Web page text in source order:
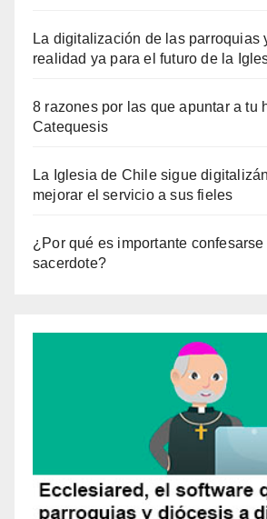
La digitalización de las parroquias
realidad ya para el futuro de la
8 razones por las que apuntar a tu
Catequesis
La Iglesia de Chile sigue
mejorar el servicio a sus fieles
¿Por qué es importante confesarse
sacerdote?